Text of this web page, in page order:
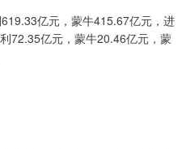
亿元，蒙牛415.67亿元，进
72.35亿元，蒙牛20.46亿元，蒙